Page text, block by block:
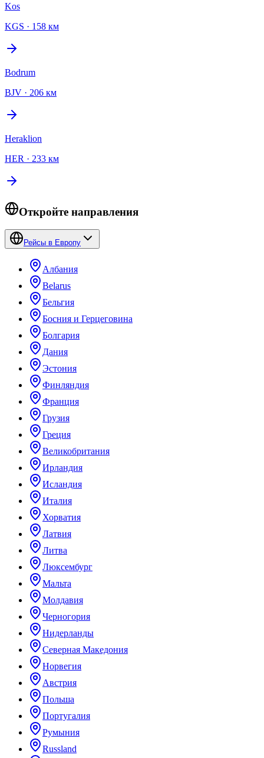
Kos
KGS · 158 км
Bodrum
BJV · 206 км
Heraklion
HER · 233 км
Откройте направления
Рейсы в Европу
Албания
Belarus
Бельгия
Босния и Герцеговина
Болгария
Дания
Эстония
Финляндия
Франция
Грузия
Греция
Великобритания
Ирландия
Исландия
Италия
Хорватия
Латвия
Литва
Люксембург
Мальта
Молдавия
Черногория
Нидерланды
Северная Македония
Норвегия
Австрия
Польша
Португалия
Румыния
Russland